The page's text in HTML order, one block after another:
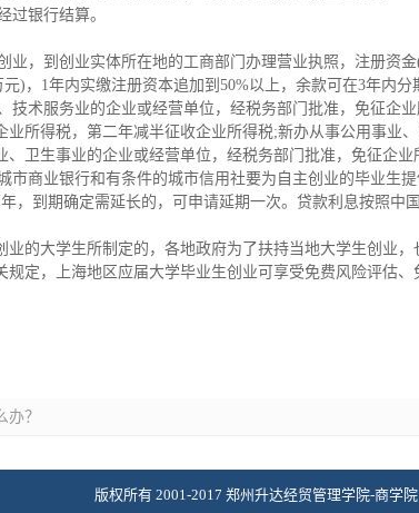
过银行结算。
业，到创业实体所在地的工商部门办理营业执照，注册资
)，1年内实缴注册资本追加到50%以上，余款可在3年内分
技术服务业的企业或经营单位，经税务部门批准，免征企
业所得税，第二年减半征收企业所得税;新办从事公用事业
卫生事业的企业或经营单位，经税务部门批准，免征企业
市商业银行和有条件的城市信用社要为自主创业的毕业生
，到期确定需延长的，可申请延期一次。贷款利息按照中
业的大学生所制定的，各地政府为了扶持当地大学生创业
规定，上海地区应届大学毕业生创业可享受免费风险评估
？
版权所有 2001-2017 郑州升达经贸管理学院-商学院